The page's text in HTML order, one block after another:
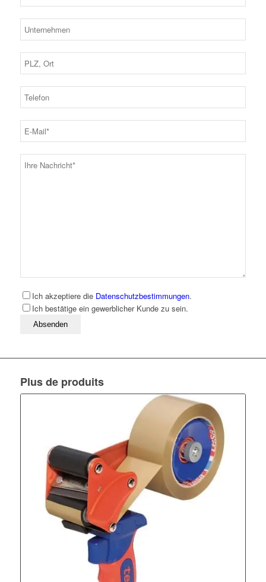
Ich akzeptiere die Datenschutzbestimmungen.
Ich bestätige ein gewerblicher Kunde zu sein.
Bitte lassen Sie dieses Feld leer
Plus de produits